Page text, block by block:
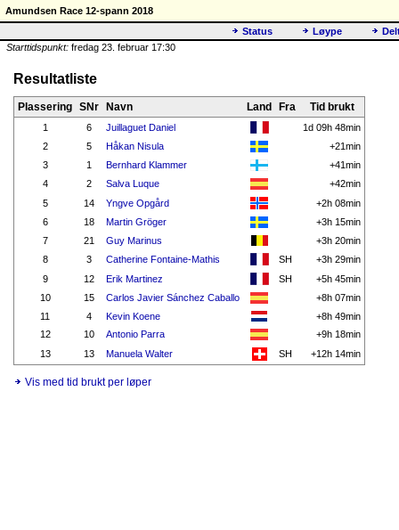
Amundsen Race 12-spann 2018
Status
Løype
Starttidspunkt: fredag 23. februar 17:30
Resultatliste
Plassering SNr Navn Land Fra Tid brukt
1 6 Juillaguet Daniel
1d 09h 48min
2
5 Håkan Nisula
+21min
3
1 Bernhard Klammer
+41min
4
2 Salva Luque
+42min
5
14 Yngve Opgård
+2h 08min
6
18 Martin Gröger
+3h 15min
7
21 Guy Marinus
+3h 20min
8
3 Catherine Fontaine-Mathis SH
+3h 29min
9
12 Erik Martinez SH
+5h 45min
10
15 Carlos Javier Sánchez Caballo
+8h 07min
11
4 Kevin Koene
+8h 49min
12
10 Antonio Parra
+9h 18min
13
13 Manuela Walter SH +12h 14min
Vis med tid brukt per løper